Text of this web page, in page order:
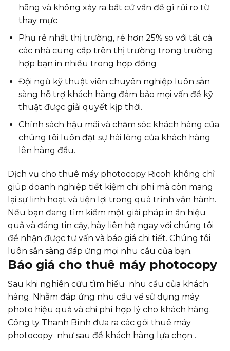
hãng và không xảy ra bất cứ vấn đề gì rủi ro từ
thay mực
Phụ rẻ nhất thị trường, rẻ hơn 25% so với tất cả
các nhà cung cấp trên thị trường trong trường
hợp bạn in nhiều trong hợp đồng
Đội ngũ kỹ thuật viên chuyên nghiệp luôn sẵn
sàng hỗ trợ khách hàng đảm bảo mọi vấn đề kỹ
thuật được giải quyết kịp thời.
Chính sách hậu mãi và chăm sóc khách hàng của
chúng tôi luôn đặt sự hài lòng của khách hàng
lên hàng đầu.
Dịch vụ cho thuê máy photocopy Ricoh không chỉ
giúp doanh nghiệp tiết kiệm chi phí mà còn mang
lại sự linh hoạt và tiện lợi trong quá trình vận hành.
Nếu bạn đang tìm kiếm một giải pháp in ấn hiệu
quả và đáng tin cậy, hãy liên hệ ngay với chúng tôi
để nhận được tư vấn và báo giá chi tiết. Chúng tôi
luôn sẵn sàng đáp ứng mọi nhu cầu của bạn.
Báo giá cho thuê máy photocopy
Sau khi nghiên cứu tìm hiểu nhu cầu của khách
hàng. Nhằm đáp ứng nhu cầu về sử dụng máy
photo hiệu quả và chi phí hợp lý cho khách hàng.
Công ty Thanh Bình đưa ra các gói thuê máy
photocopy như sau để khách hàng lựa chọn .